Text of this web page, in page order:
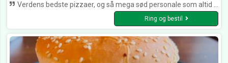
Verdens bedste pizzaer, og så mega sød personale som altid er venlige. hurtig levering som altid
Ring og bestil